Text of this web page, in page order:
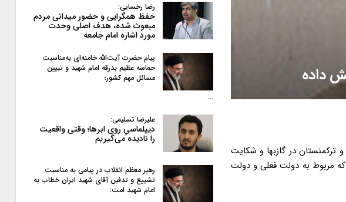
داده
ترکمنستان در گازبها و شکایت
مربوط به دولت فعلی و دولت
رضا رخسایی:
حفظ همگرایی و حضور میدانی مردم
مبعوث شده، هدف اصلی وحدت
مورد اشاره امام جامعه
پیام حضرت آیت‌الله خامنه‌ای به‌مناسبت
حماسه عظیم بدرقه امام شهید و تبیین
مسائل مهم کشور؛
…
علیرضا تسلیمی:
دیپلماسیِ روی ابرها؛ وقتی واقعیت
را نادیده می‌گیریم
رهبر معظم انقلاب در پیامی به‌ مناسبت
تشییع و تدفین آقای شهید ایران خطاب به
امام شهید امت: